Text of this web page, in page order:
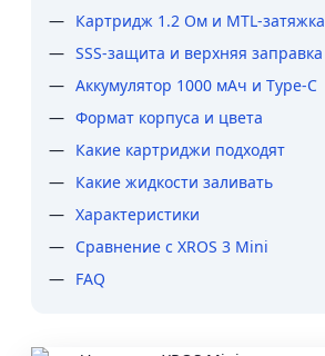
Картридж 1.2 Ом и MTL-затяжка
SSS-защита и верхняя заправка
Аккумулятор 1000 мАч и Type-C
Формат корпуса и цвета
Какие картриджи подходят
Какие жидкости заливать
Характеристики
Сравнение с XROS 3 Mini
FAQ